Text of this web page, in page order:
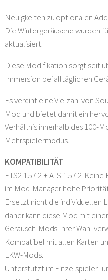
Neuigkeiten zu optionalen
Die Wintergeräusche wurden
aktualisiert.
Diese Modifikation sorgt seit
Immersion bei alltäglichen
Es vereint eine Vielzahl von
Mod und bietet damit ein
Verhältnis innerhalb des 100-
Mehrspielermodus.
KOMPATIBILITÄT
ETS2 1.57.2 + ATS 1.57.2.
im Mod-Manager hohe
Ersetzt nicht die individuellen
daher kann diese Mod mit
Geräusch-Mods Ihrer Wahl
Kompatibel mit allen Karten
LKW-Mods.
Unterstützt im Einzelspieler-